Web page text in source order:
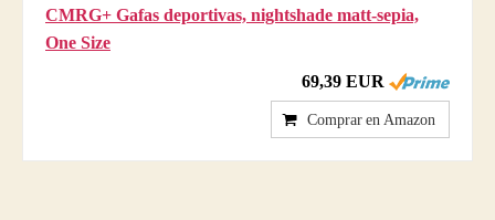
CMRG+ Gafas deportivas, nightshade matt-sepia,
One Size
69,39 EUR
Comprar en Amazon